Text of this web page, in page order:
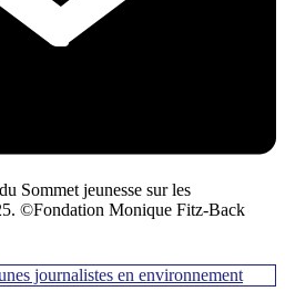
Sommet jeunesse sur les
©️Fondation Monique Fitz-Back
journalistes en environnement